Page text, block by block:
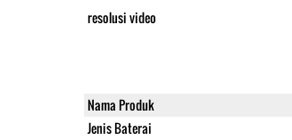
resolusi video
Nama Produk
Jenis Baterai